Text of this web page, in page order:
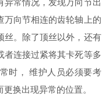
异常情况，发现万向节出
万向节相连的齿轮轴上的
丝。除了顶丝以外，还有
者连接过紧将其卡死等多
时， 维护人员必须要考
换出现异常的位置。